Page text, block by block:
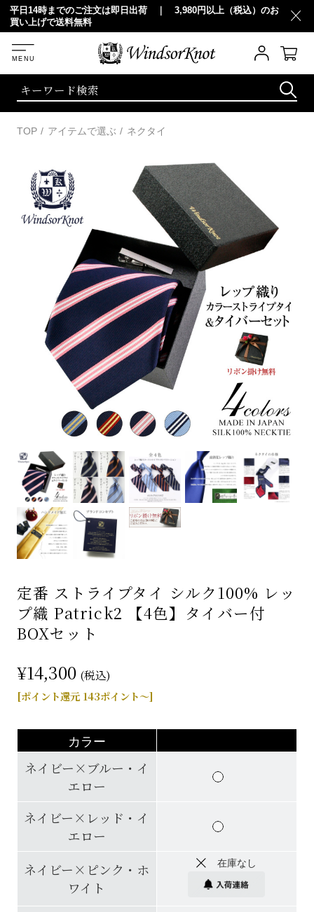
上（税込）のお
20,000円以上（税込）お買い上げで 10％OFF
TOP アイテムで選ぶ ネクタイ
定番 ストライプタイ シルク100% レッ
プ織 Patrick2 【4色】タイバー付
BOXセット
¥14,300 (税込)
[ポイント還元 143ポイント～]
カラー
ネイビー×ブルー・イ
エロー
ネイビー×レッド・イ
エロー
ネイビー×ピンク・ホ
ワイト
在庫なし